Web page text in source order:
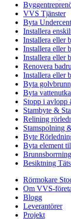
VVS Tjänster
Byta
Installera
Installera eller
Installera eller
Installera eller
Renovera
Installera eller
Byta
Byta
Stopp i avlopp
Stambyte &
Relining
Stamspolning
Byte
Byta element
Besiktning
Rörmokare
Om VVS-
Blogg
Leverantörer
Projekt